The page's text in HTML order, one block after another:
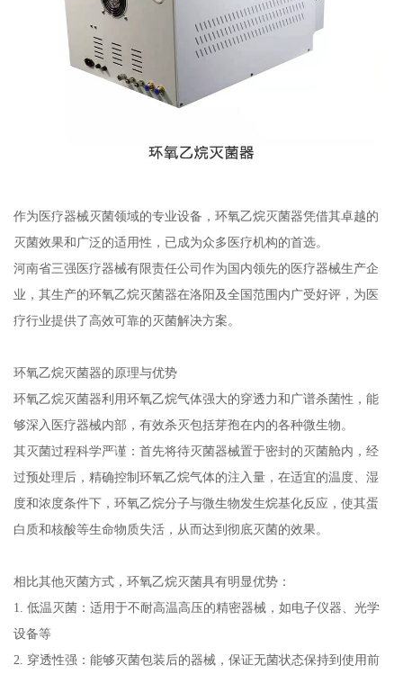
作为医疗器械灭菌领域的专业设备，环氧乙烷灭菌器凭借其卓越的
灭菌效果和广泛的适用性，已成为众多医疗机构的首选。
河南省三强医疗器械有限责任公司作为国内领先的医疗器械生产企
业，其生产的环氧乙烷灭菌器在洛阳及全国范围内广受好评，为医
疗行业提供了高效可靠的灭菌解决方案。
环氧乙烷灭菌器的原理与优势
环氧乙烷灭菌器利用环氧乙烷气体强大的穿透力和广谱杀菌性，能
够深入医疗器械内部，有效杀灭包括芽孢在内的各种微生物。
其灭菌过程科学严谨：首先将待灭菌器械置于密封的灭菌舱内，经
过预处理后，精确控制环氧乙烷气体的注入量，在适宜的温度、湿
度和浓度条件下，环氧乙烷分子与微生物发生烷基化反应，使其蛋
白质和核酸等生命物质失活，从而达到彻底灭菌的效果。
相比其他灭菌方式，环氧乙烷灭菌具有明显优势：
1. 低温灭菌：适用于不耐高温高压的精密器械，如电子仪器、光学
设备等
2. 穿透性强：能够灭菌包装后的器械，保证无菌状态保持到使用前